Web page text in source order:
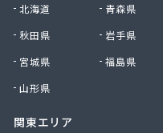
熊谷化学株式会社
原島燃料店
古姓商店
五十嵐燃料店
江本商店
北海道
青森県
秋田県
岩手県
宮城県
福島県
山形県
関東エリア